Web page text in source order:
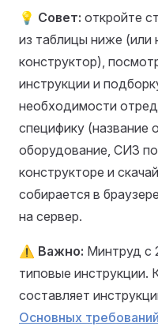
💡 Совет: откройте
из таблицы ниже (или
конструктор),
инструкции и
необходимости
специфику (название
оборудование, СИЗ
конструкторе и
собирается в
на сервер.
⚠️ Важно: Минтруд с
типовые
составляет
Основных